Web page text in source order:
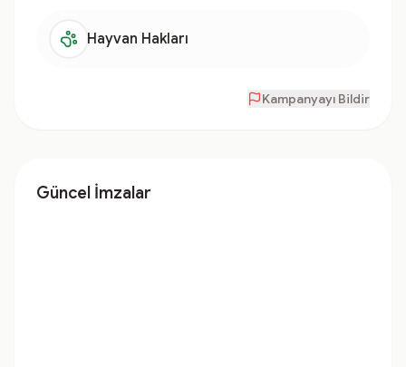
Hayvan Hakları
Kampanyayı Bildir
Güncel İmzalar